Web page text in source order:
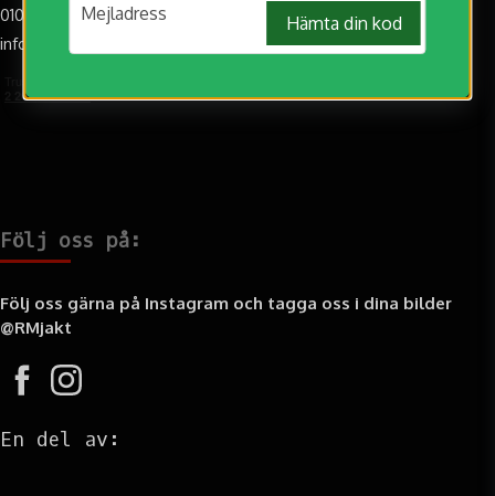
Mejladress Hämta din kod
010-188 20 20
info@rmjakt.se
Följ oss på:
Följ oss gärna på Instagram och tagga oss i dina bilder
@RMjakt
En del av: